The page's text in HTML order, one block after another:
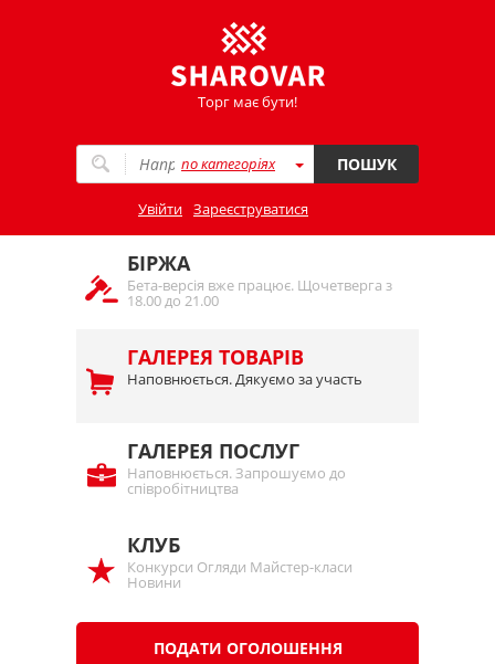
Торг має бути!
по категоріях ПОШУК
Увійти Зареєструватися
БІРЖА
Бета-версія вже працює. Щочетверга з
18.00 до 21.00
ГАЛЕРЕЯ ТОВАРІВ
Наповнюється. Дякуємо за участь
ГАЛЕРЕЯ ПОСЛУГ
Наповнюється. Запрошуємо до
співробітництва
КЛУБ
Конкурси Огляди Майстер-класи
Новини
ПОДАТИ ОГОЛОШЕННЯ